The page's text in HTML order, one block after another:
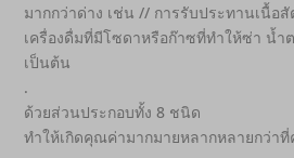
มากกว่าด่าง เช่น // การรับประทานเนื้อ
เครื่องดื่มที่มีโซดาหรือก๊าซที่ทำให้ซ่า น้ำ
เป็นต้น
.
ด้วยส่วนประกอบทั้ง 8 ชนิด
ทำให้เกิดคุณค่ามากมายหลากหลายกว่า